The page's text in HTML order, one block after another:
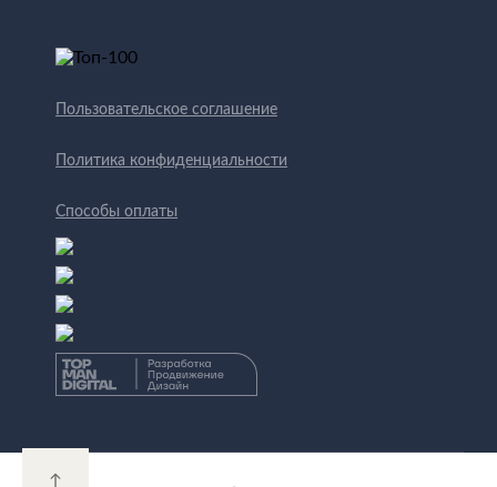
Пользовательское соглашение
Политика конфиденциальности
Способы оплаты
↑